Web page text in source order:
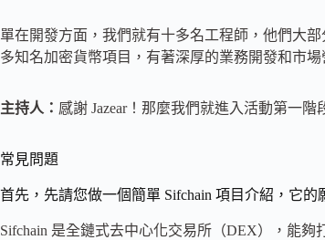
單在開發方面，我們就有十多名工程師，他們大
多知名加密貨幣項目，有著深厚的業務開發和市
主持人： 感謝 Jazear！那麼我們就進入活動第一
常見問題
首先，先請您做一個簡單 Sifchain 項目介紹，它的
Sifchain 是全鏈式去中心化交易所（DEX），能